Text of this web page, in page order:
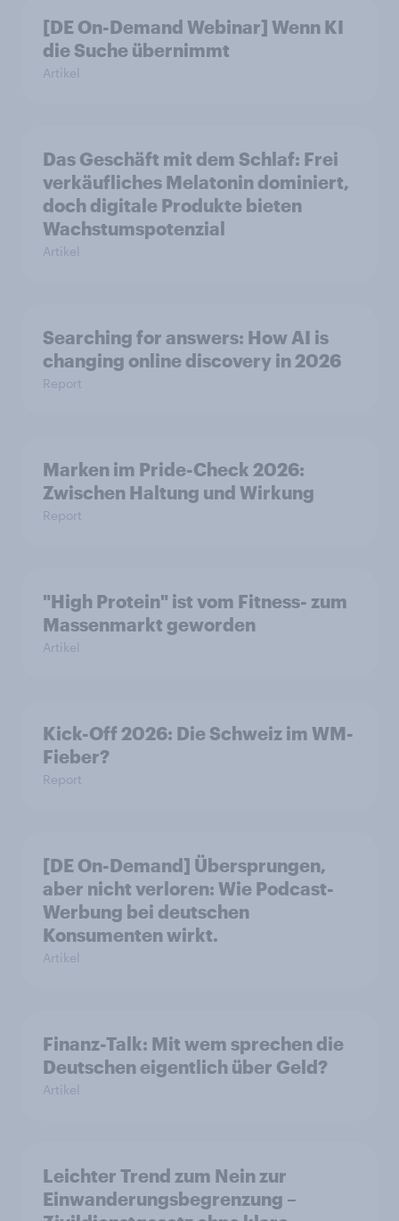
[DE On-Demand Webinar] Wenn KI
die Suche übernimmt
Artikel
Das Geschäft mit dem Schlaf: Frei
verkäufliches Melatonin dominiert,
doch digitale Produkte bieten
Wachstumspotenzial
Artikel
Searching for answers: How AI is
changing online discovery in 2026
Report
Marken im Pride-Check 2026:
Zwischen Haltung und Wirkung
Report
"High Protein" ist vom Fitness- zum
Massenmarkt geworden
Artikel
Kick-Off 2026: Die Schweiz im WM-
Fieber?​
Report
[DE On-Demand] Übersprungen,
aber nicht verloren: Wie Podcast-
Werbung bei deutschen
Konsumenten wirkt.
Artikel
Finanz-Talk: Mit wem sprechen die
Deutschen eigentlich über Geld?
Artikel
Leichter Trend zum Nein zur
Einwanderungsbegrenzung –